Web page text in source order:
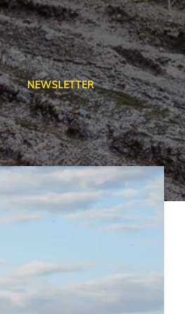
NEWSLETTER